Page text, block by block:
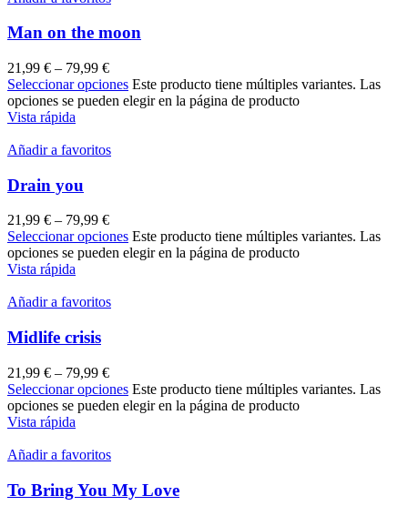
Man on the moon
21,99 € – 79,99 €
Seleccionar opciones Este producto tiene múltiples variantes. Las
opciones se pueden elegir en la página de producto
Vista rápida
Añadir a favoritos
Drain you
21,99 € – 79,99 €
Seleccionar opciones Este producto tiene múltiples variantes. Las
opciones se pueden elegir en la página de producto
Vista rápida
Añadir a favoritos
Midlife crisis
21,99 € – 79,99 €
Seleccionar opciones Este producto tiene múltiples variantes. Las
opciones se pueden elegir en la página de producto
Vista rápida
Añadir a favoritos
To Bring You My Love